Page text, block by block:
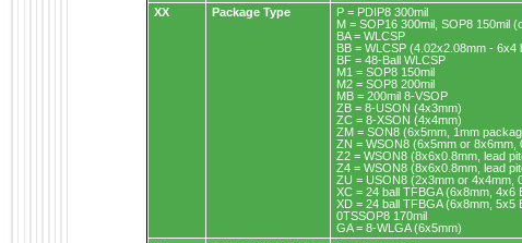
XX
Package Type
P = PDIP8 300mil
M = SOP16 300mil, SOP8 150mil
BA = WLCSP
BB = WLCSP (4.02x2.08mm - 6x4
BF = 48-Ball WLCSP
M1 = SOP8 150mil
M2 = SOP8 200mil
MB = 200mil 8-VSOP
ZB = 8-USON (4x3mm)
ZC = 8-XSON (4x4mm)
ZM = SON8 (6x5mm, 1mm
ZN = WSON8 (6x5mm or 8x6mm,
Z2 = WSON8 (8x6x0.8mm, lead
Z4 = WSON8 (8x6x0.8mm, lead
ZU = USON8 (2x3mm or 4x4mm,
XC = 24 ball TFBGA (6x8mm, 4x6
XD = 24 ball TFBGA (6x8mm, 5x5
0TSSOP8 170mil
GA = 8-WLGA (6x5mm)